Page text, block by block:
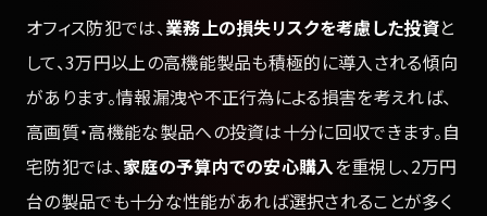
オフィス防犯では、業務上の損失リスクを考慮した投資と
して、3万円以上の高機能製品も積極的に導入される傾向
があります。情報漏洩や不正行為による損害を考えれば、
高画質・高機能な製品への投資は十分に回収できます。自
宅防犯では、家庭の予算内での安心購入を重視し、2万円
台の製品でも十分な性能があれば選択されることが多く